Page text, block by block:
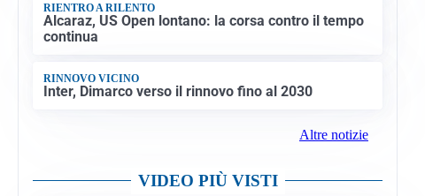
RIENTRO A RILENTO
Alcaraz, US Open lontano: la corsa contro il tempo
continua
RINNOVO VICINO
Inter, Dimarco verso il rinnovo fino al 2030
Altre notizie
VIDEO PIÙ VISTI